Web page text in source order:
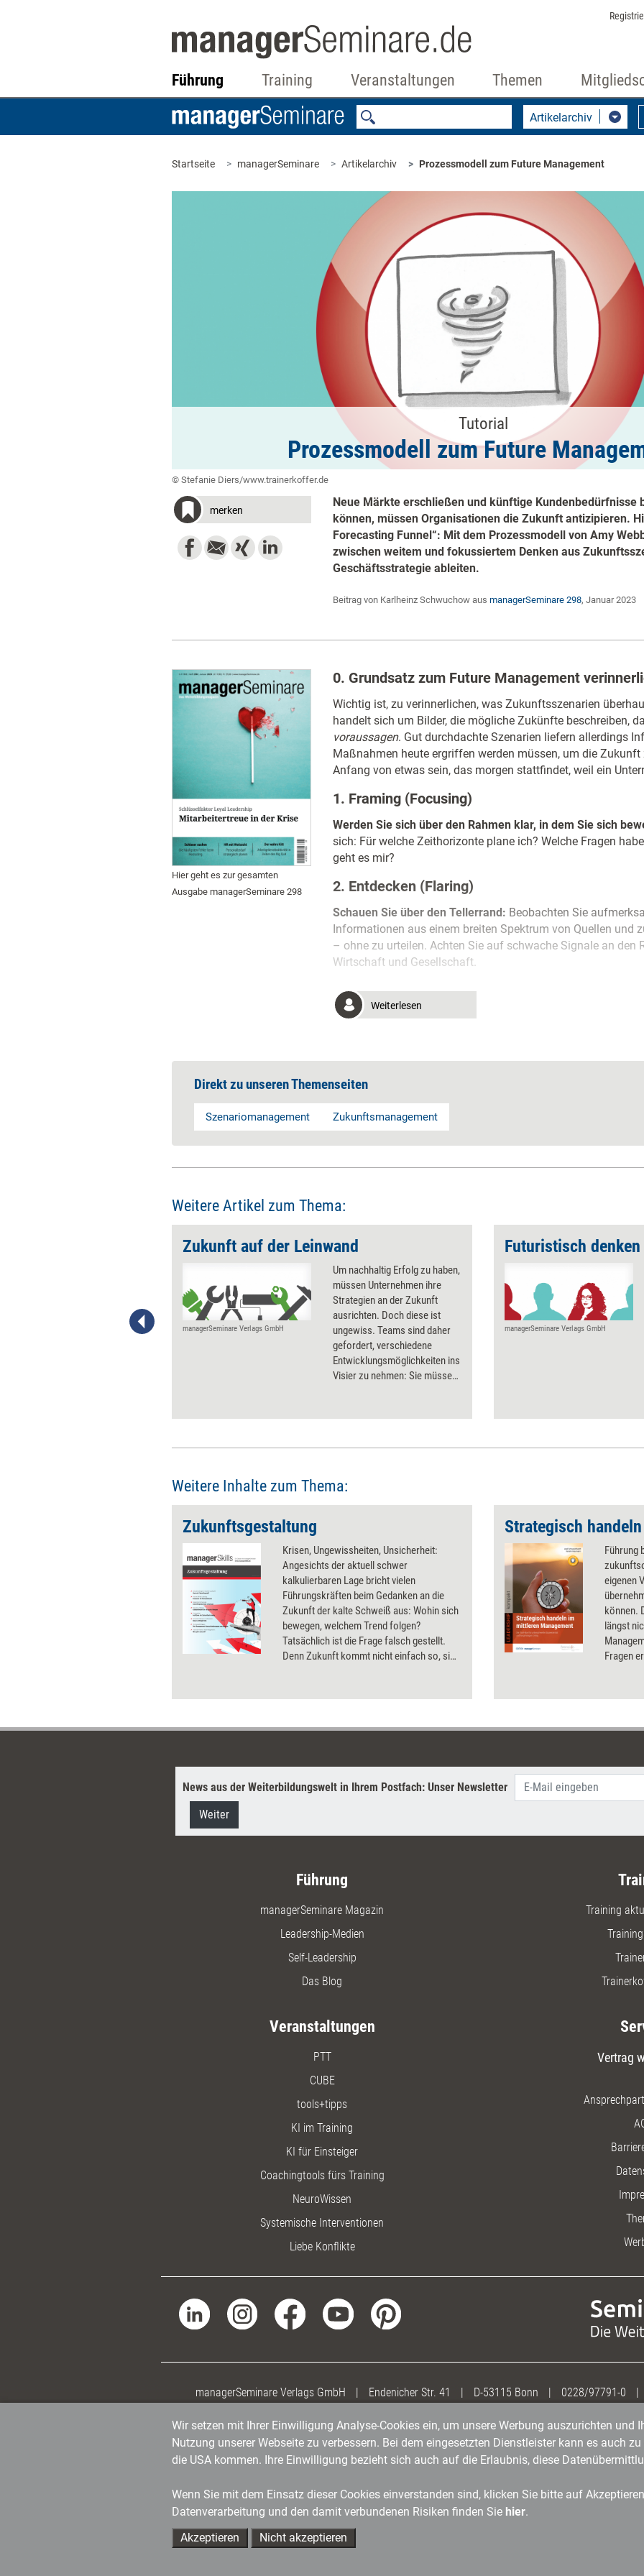
Führung Training Veranstaltungen Themen
Artikelarchiv
Startseite managerSeminare Artikelarchiv Prozessmodell zum Future Management
Tutorial
Prozessmodell zum Future
© Stefanie Diers/www.trainerkoffer.de
merken
Neue Märkte erschließen und künftige Kundenbedürfnisse
können, müssen Organisationen die Zukunft antizipieren.
Forecasting Funnel“: Mit dem Prozessmodell von Amy
zwischen weitem und fokussiertem Denken aus
Geschäftsstrategie ableiten.
Beitrag von Karlheinz Schwuchow aus managerSeminare 298, Januar 2023
Hier geht es zur gesamten
Ausgabe managerSeminare 298
0. Grundsatz zum Future Management
Wichtig ist, zu verinnerlichen, was Zukunftsszenarien
handelt sich um Bilder, die mögliche Zukünfte beschreiben,
voraussagen. Gut durchdachte Szenarien liefern allerdings
Maßnahmen heute ergriffen werden müssen, um die Zukunft
Anfang von etwas sein, das morgen stattfindet, weil ein
1. Framing (Focusing)
Werden Sie sich über den Rahmen klar, in dem Sie sich
sich: Für welche Zeithorizonte plane ich? Welche Fragen
geht es mir?
2. Entdecken (Flaring)
Schauen Sie über den Tellerrand: Beobachten Sie
Informationen aus einem breiten Spektrum von Quellen und
– ohne zu urteilen. Achten Sie auf schwache Signale an den
Wirtschaft und Gesellschaft.
Weiterlesen
Direkt zu unseren Themenseiten
Szenariomanagement Zukunftsmanagement
Weitere Artikel zum Thema:
aufgestellt. Unternehmen, die
Zukunft auf der Leinwand
managerSeminare Verlags GmbH
Um nachhaltig Erfolg zu haben,
müssen Unternehmen ihre
Strategien an der Zukunft
ausrichten. Doch diese ist
ungewiss. Teams sind daher
gefordert, verschiedene
Entwicklungsmöglichkeiten ins
Visier zu nehmen: Sie müssen
Unternehmens entwickeln, um
Strategiebildung zu schaffen.
Investigator – eine Foresight-
Futuristisch denken
managerSeminare Verlags GmbH
Weitere Inhalte zum Thema:
Zukunftsgestaltung
Krisen, Ungewissheiten, Unsicherheit:
Angesichts der aktuell schwer
kalkulierbaren Lage bricht vielen
Führungskräften beim Gedanken an die
Zukunft der kalte Schweiß aus: Wohin sich
bewegen, welchem Trend folgen?
Tatsächlich ist die Frage falsch gestellt.
Denn Zukunft kommt nicht einfach so, sie
lassen und welche Tools und Methoden bei
können.
Führung
eigenen
können.
längst
Fragen
mit den
wenn
News aus der Weiterbildungswelt in Ihrem Postfach: Unser Newsletter
Weiter
Führung
managerSeminare Magazin
Leadership-Medien
Self-Leadership
Das Blog
Training
Veranstaltungen
PTT
CUBE
tools+tipps
KI im Training
KI für Einsteiger
Coachingtools fürs Training
NeuroWissen
Systemische Interventionen
Liebe Konflikte
Vertrag
managerSeminare Verlags GmbH | Endenicher Str. 41 | D-53115 Bonn | 0228/97791-0 |
Wir setzen mit Ihrer Einwilligung Analyse-Cookies ein, um unsere Werbung auszurichten und
Nutzung unserer Webseite zu verbessern. Bei dem eingesetzten Dienstleister kann es auch
die USA kommen. Ihre Einwilligung bezieht sich auch auf die Erlaubnis, diese
Wenn Sie mit dem Einsatz dieser Cookies einverstanden sind, klicken Sie bitte auf
Datenverarbeitung und den damit verbundenen Risiken finden Sie hier.
Akzeptieren
Nicht akzeptieren